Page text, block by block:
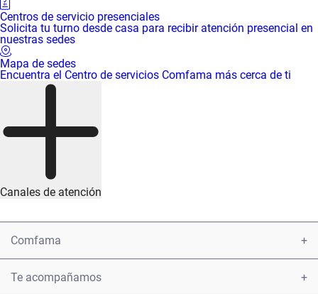
Centros de servicio presenciales
Solicita tu turno desde casa para recibir atención presencial en
nuestras sedes
Mapa de sedes
Encuentra el Centro de servicios Comfama más cerca de ti
Canales de atención
Comfama
Te acompañamos